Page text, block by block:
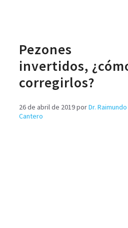
Pezones
invertidos,
corregirlos?
26 de abril de 2019porDr. Raimundo
Cantero